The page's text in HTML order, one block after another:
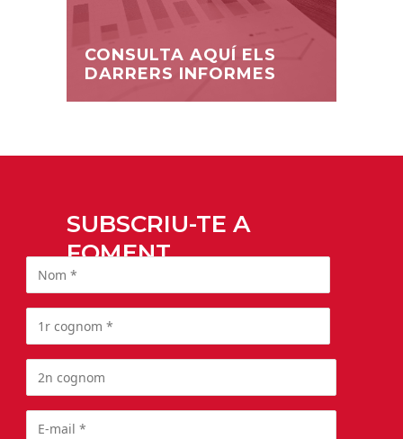
CONSULTA AQUÍ ELS
DARRERS INFORMES
SUBSCRIU-TE A
FOMENT